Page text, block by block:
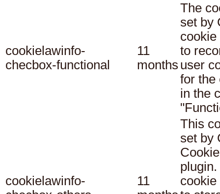
cookielawinfo-
checbox-functional
11
months
The
set by
cookie
to
user
for the
in the
cookielawinfo-
11
This
set by
cookie